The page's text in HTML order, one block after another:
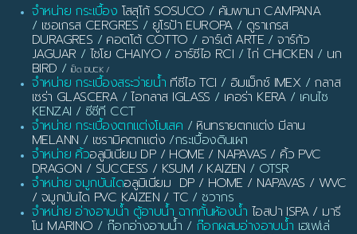
จำหน่าย กระเบื้อง โสสุโก้ SOSUCO / คัมพานา CAMPANA
/ เซอเกรส CERGRES / ยูโรป้า EUROPA/ ดูราเกรส
DURAGRES / คอตโต้ COTTO / อาร์เต้ ARTE /จาร์กัว
JAGUAR / ไชโย CHAIYO / อาร์ซีไอ RCI /ไก่ CHICKEN / นก
BIRD / เป็ด DUCK /
จำหน่าย กระเบื้องสระว่ายน้ำ ทีซีไอ TCI / อิมเม็กซ์ IMEX/ กลาส
เซร่า GLASCERA/ไอกลาส IGLASS / เคอร่า KERA/ เคนไซ
KENZAI / ซีซีที CCT
จำหน่าย กระเบื้องตกแต่งโมเสค / หินทรายตกแต่ง มีลาน
MELANN / เซรามิคตกแต่ง /กระเบื้องดินเผา
จำหน่าย คิ้วอลูมิเนียม DP / HOME / NAPAVAS / คิ้ว PVC
DRAGON / SUCCESS / KSUM / KAIZEN / OTSR
จำหน่าย จมูกบันไดอลูมิเนียม DP / HOME / NAPAVAS / WVC
/ จมูกบันได PVC KAIZEN / TC / ชวากร
จำหน่าย อ่างอาบน้ำ ตู้อาบน้ำ ฉากกั้นห้องน้ำ ไอสปา ISPA / มารี
โน MARINO / ก๊อกอ่างอาบน้ำ / ก๊อกผสมอ่างอาบน้ำ เฮเฟเล่